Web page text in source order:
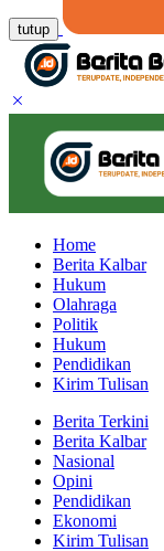
tutup
Home
Berita Kalbar
Hukum
Olahraga
Politik
Hukum
Pendidikan
Kirim Tulisan
Berita Terkini
Berita Kalbar
Nasional
Opini
Pendidikan
Ekonomi
Kirim Tulisan